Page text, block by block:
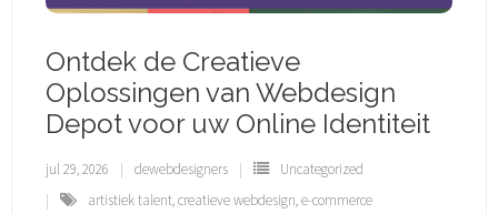
Ontdek de Creatieve
Oplossingen van Webdesign
Depot voor uw Online Identiteit
jul 29, 2026 dewebdesigners
Uncategorized
artistiek talent,creatieve webdesign,e-commerce